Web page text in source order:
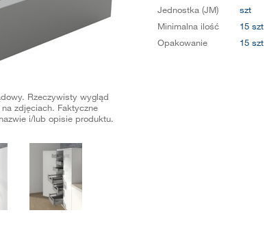
Rzeczywisty wygląd
zdjęciach. Faktyczne
i/lub opisie produktu.
Jednostka (JM)
szt
Minimalna ilość
15 szt
Opakowanie
15 szt